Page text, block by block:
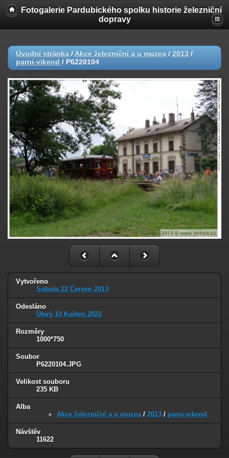
Fotogalerie Pardubického spolku historie železniční
dopravy
Úvodní stránka / Akce železniční a u muzea / 2013 /
parni-vikend / P6220104
Vytvořeno
Sobota 22 Červen 2013
Odesláno
Úterý 10 Květen 2022
Rozměry
1000*750
Soubor
P6220104.JPG
Velikost souboru
235 KB
Alba
Akce železniční a u muzea / 2013 / parni-vikend
Návštěv
11622